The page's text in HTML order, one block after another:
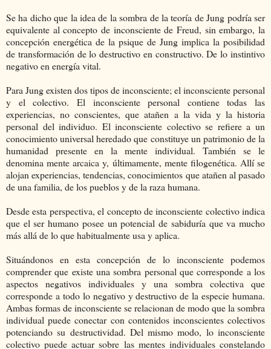
Se ha dicho que la idea de la sombra de la teoría de Jung podría ser
equivalente al concepto de inconsciente de Freud, sin embargo, la
concepción energética de la psique de Jung implica la posibilidad
de transformación de lo destructivo en constructivo. De lo instintivo
negativo en energía vital.
Para Jung existen dos tipos de inconsciente; el inconsciente personal
y el colectivo. El inconsciente personal contiene todas las
experiencias, no conscientes, que atañen a la vida y la historia
personal del individuo. El inconsciente colectivo se refiere a un
conocimiento universal heredado que constituye un patrimonio de la
humanidad presente en la mente individual. También se le
denomina mente arcaica y, últimamente, mente filogenética. Allí se
alojan experiencias, tendencias, conocimientos que atañen al pasado
de una familia, de los pueblos y de la raza humana.
Desde esta perspectiva, el concepto de inconsciente colectivo indica
que el ser humano posee un potencial de sabiduría que va mucho
más allá de lo que habitualmente usa y aplica.
Situándonos en esta concepción de lo inconsciente podemos
comprender que existe una sombra personal que corresponde a los
aspectos negativos individuales y una sombra colectiva que
corresponde a todo lo negativo y destructivo de la especie humana.
Ambas formas de inconsciente se relacionan de modo que la sombra
individual puede conectar con contenidos inconscientes colectivos
potenciando su destructividad. Del mismo modo, lo inconsciente
colectivo puede actuar sobre las mentes individuales constelando